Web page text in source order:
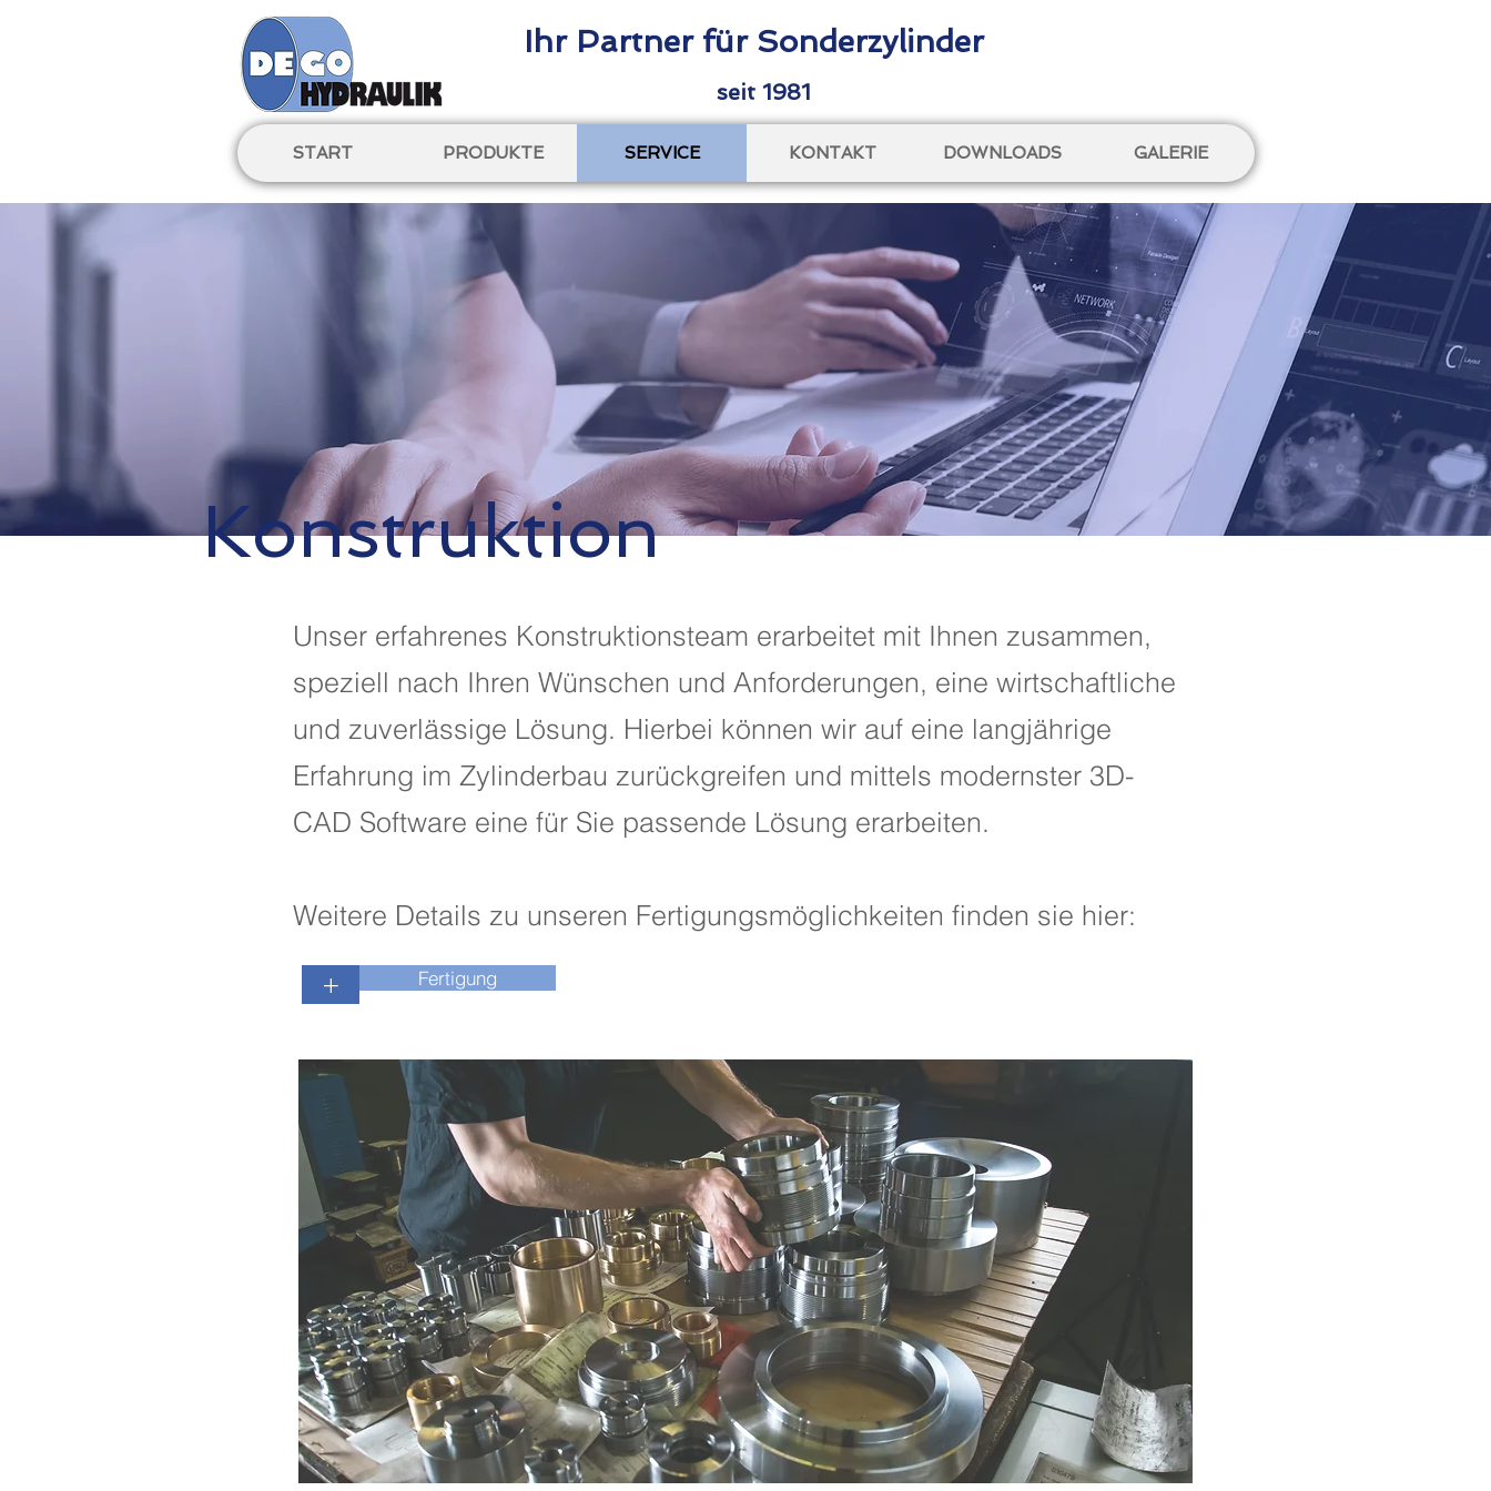
Ihr Partner für Sonderzylinder
seit 1981
START PRODUKTE SERVICE KONTAKT DOWNLOADS GALERIE
Konstruktion
Unser erfahrenes Konstruktionsteam erarbeitet mit Ihnen zusammen,
speziell nach Ihren Wünschen und Anforderungen, eine wirtschaftliche
und zuverlässige Lösung. Hierbei können wir auf eine langjährige
Erfahrung im Zylinderbau zurückgreifen und mittels modernster 3D-
CAD Software eine für Sie passende Lösung erarbeiten.
Weitere Details zu unseren Fertigungsmöglichkeiten finden sie hier:
+ Fertigung